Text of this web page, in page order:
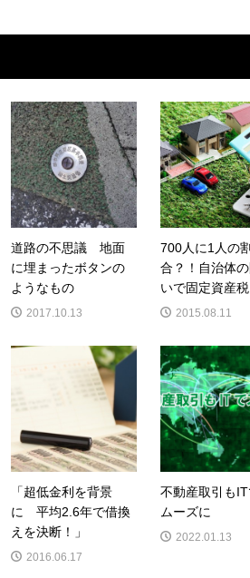
道路の不思議 地面
に埋まったボタンの
ようなもの
2017.10.13
700人に1人の割
合？！自治体
いで固定資産税
2015.08.11
「超低金利を背景
に 平均2.6年で借換
えを決断！」
2016.06.17
不動産取引もIT
ムーズに
2022.01.13